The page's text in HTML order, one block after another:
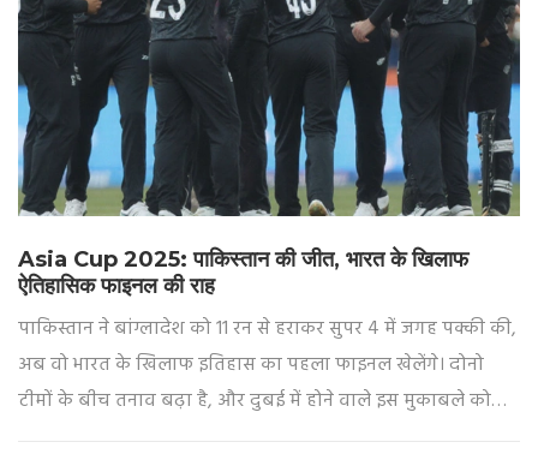
Asia Cup 2025: पाकिस्तान की जीत, भारत के खिलाफ
ऐतिहासिक फाइनल की राह
पाकिस्तान ने बांग्लादेश को 11 रन से हराकर सुपर 4 में जगह पक्की की,
अब वो भारत के खिलाफ इतिहास का पहला फाइनल खेलेंगे। दोनो
टीमों के बीच तनाव बढ़ा है, और दुबई में होने वाले इस मुकाबले को